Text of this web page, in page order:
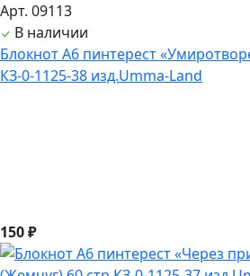
Арт. 09113
В наличии
Блокнот А6 пинтерест
КЗ-0-1125-38 изд.Umma-Land
150 ₽